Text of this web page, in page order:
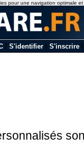
S'identifier S'inscrire
pour une navigation optimale